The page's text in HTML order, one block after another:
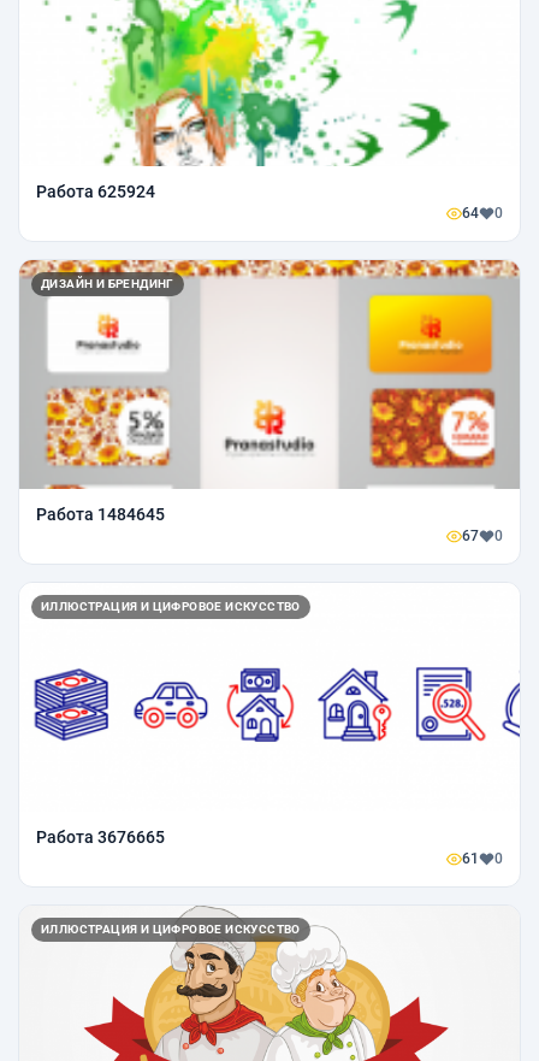
Работа 625924
64 0
ДИЗАЙН И БРЕНДИНГ
Работа 1484645
67 0
ИЛЛЮСТРАЦИЯ И ЦИФРОВОЕ ИСКУССТВО
Работа 3676665
61 0
ИЛЛЮСТРАЦИЯ И ЦИФРОВОЕ ИСКУССТВО